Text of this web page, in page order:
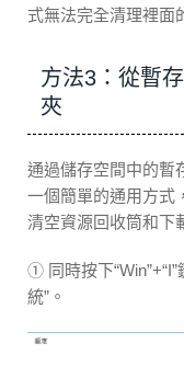
式無法完全清理裡面
方法3：從暫
夾
通過儲存空間中的暫
一個簡單的通用方式
清空資源回收筒和下
① 同時按下
統”。